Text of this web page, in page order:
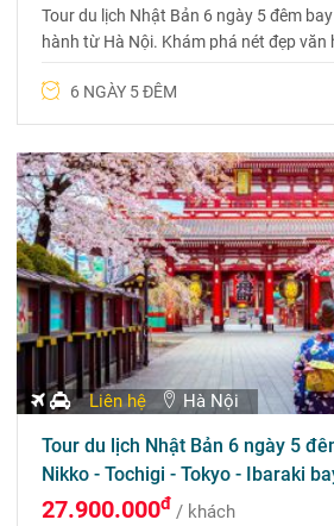
Tour du lịch Nhật Bản 6 ngày 5 đêm
hành từ Hà Nội. Khám phá nét đẹp
6 NGÀY 5 ĐÊM
Liên hệ Hà Nội
Tour du lịch Nhật Bản 6 ngày 5
Nikko - Tochigi - Tokyo - Ibaraki
27.900.000đ / khách